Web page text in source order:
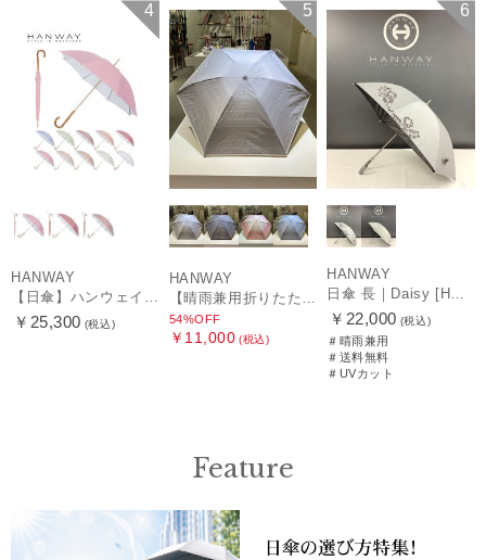
4
HANWAY
￥25,300 (税込)
5
HANWAY
54%OFF
￥11,000 (税込)
6
HANWAY
￥22,000 (税込)
＃晴雨兼用
＃送料無料
＃UVカット
Feature